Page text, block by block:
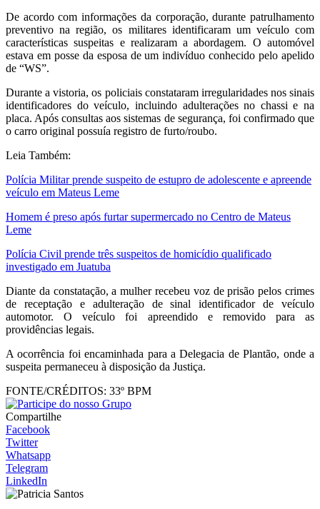
De acordo com informações da corporação, durante patrulhamento
preventivo na região, os militares identificaram um veículo com
características suspeitas e realizaram a abordagem. O automóvel
estava em posse da esposa de um indivíduo conhecido pelo apelido
de “WS”.
Durante a vistoria, os policiais constataram irregularidades nos sinais
identificadores do veículo, incluindo adulterações no chassi e na
placa. Após consultas aos sistemas de segurança, foi confirmado que
o carro original possuía registro de furto/roubo.
Leia Também:
Polícia Militar prende suspeito de estupro de adolescente e apreende
veículo em Mateus Leme
Homem é preso após furtar supermercado no Centro de Mateus
Leme
Polícia Civil prende três suspeitos de homicídio qualificado
investigado em Juatuba
Diante da constatação, a mulher recebeu voz de prisão pelos crimes
de receptação e adulteração de sinal identificador de veículo
automotor. O veículo foi apreendido e removido para as
providências legais.
A ocorrência foi encaminhada para a Delegacia de Plantão, onde a
suspeita permaneceu à disposição da Justiça.
FONTE/CRÉDITOS: 33º BPM
Compartilhe
Facebook
Twitter
Whatsapp
Telegram
LinkedIn